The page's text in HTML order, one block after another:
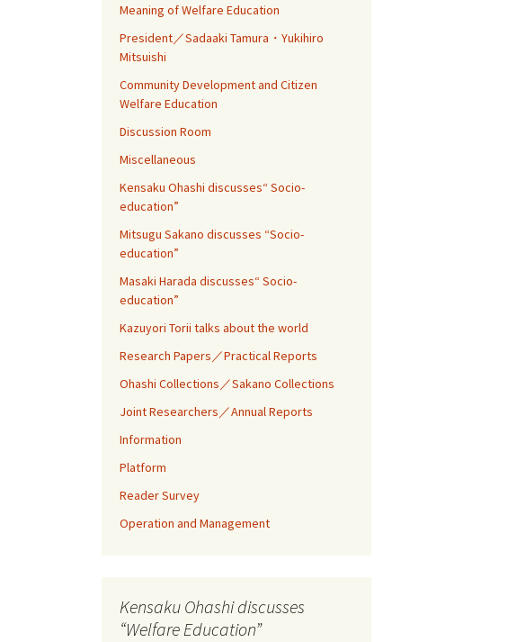
Meaning of Welfare Education
President／Sadaaki Tamura・Yukihiro
Mitsuishi
Community Development and Citizen
Welfare Education
Discussion Room
Miscellaneous
Kensaku Ohashi discusses“ Socio-
education”
Mitsugu Sakano discusses “Socio-
education”
Masaki Harada discusses“ Socio-
education”
Kazuyori Torii talks about the world
Research Papers／Practical Reports
Ohashi Collections／Sakano Collections
Joint Researchers／Annual Reports
Information
Platform
Reader Survey
Operation and Management
Kensaku Ohashi discusses
“Welfare Education”